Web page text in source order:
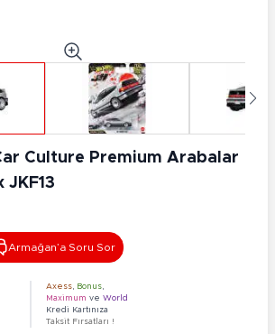
Culture Premium Arabalar
JKF13
Armağan’a Soru Sor
Axess Bonus
Maximum ve World
Kredi Kartınıza
Taksit Fırsatları !